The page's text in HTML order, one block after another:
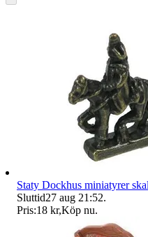
Staty Dockhus miniatyrer
Sluttid27 aug 21:52.
Pris:18 kr,Köp nu.